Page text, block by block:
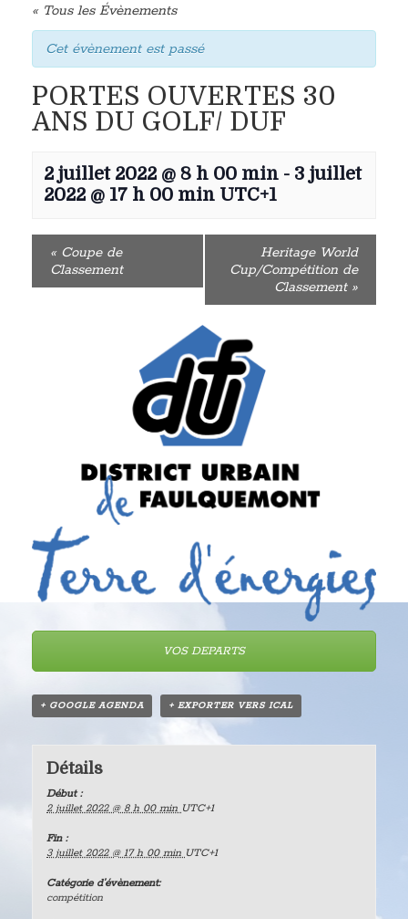
« Tous les Évènements
Cet évènement est passé
PORTES OUVERTES 30
ANS DU GOLF/ DUF
2 juillet 2022 @ 8 h 00 min - 3 juillet
2022 @ 17 h 00 min UTC+1
«Coupe de
Classement
Heritage World
Cup/Compétition de
Classement »
VOS DEPARTS
+ GOOGLE AGENDA + EXPORTER VERS ICAL
Détails
Début :
2 juillet 2022 @ 8 h 00 min UTC+1
Fin :
3 juillet 2022 @ 17 h 00 min UTC+1
Catégorie d’évènement:
compétition